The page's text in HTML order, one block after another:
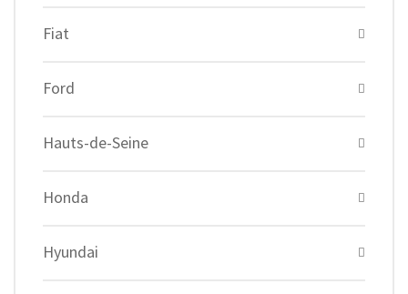
Fiat
Ford
Hauts-de-Seine
Honda
Hyundai